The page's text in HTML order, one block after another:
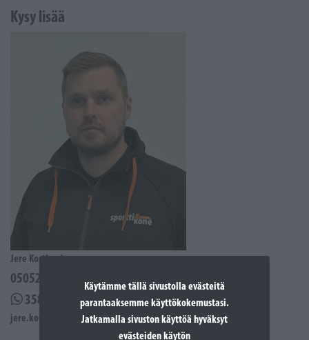
Käytämme tällä sivustolla evästeitä
parantaaksemme käyttökokemustasi.
Jatkamalla sivuston käyttöä hyväksyt
evästeiden käytön
Kysy lisää
Jere Kostiander
0505285939
358505285939
jere.kostiander@sporttikone.fi